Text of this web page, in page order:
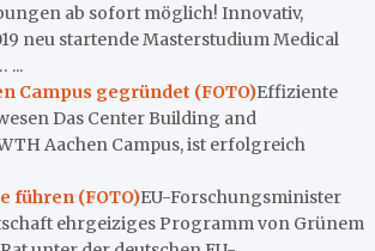
ab sofort möglich! Innovativ,
neu startende Masterstudium Medical
...
Campus gegründet (FOTO)Effiziente
Das Center Building and
Aachen Campus, ist erfolgreich
führen (FOTO)EU-Forschungsminister
ehrgeiziges Programm von Grünem